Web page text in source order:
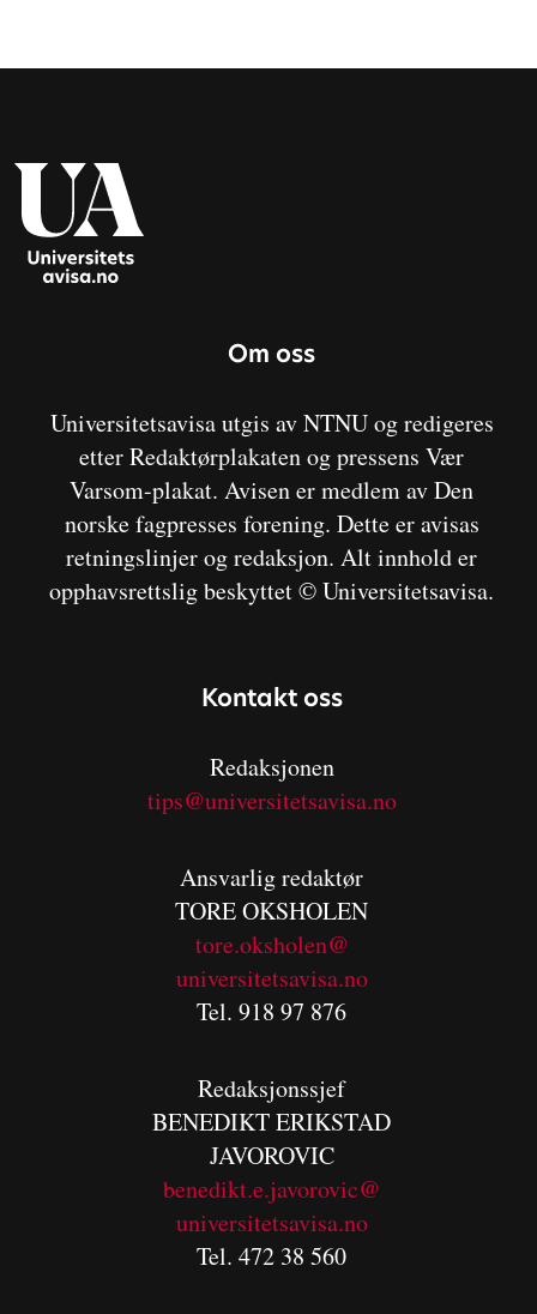
Om oss
Universitetsavisa utgis av NTNU og redigeres
etter Redaktørplakaten og pressens Vær
Varsom-plakat. Avisen er medlem av Den
norske fagpresses forening. Dette er avisas
retningslinjer og redaksjon. Alt innhold er
opphavsrettslig beskyttet © Universitetsavisa.
Kontakt oss
Redaksjonen
tips@universitetsavisa.no
Ansvarlig redaktør
TORE OKSHOLEN
tore.oksholen@
universitetsavisa.no
Tel. 918 97 876
Redaksjonssjef
BENEDIKTERIKSTAD
JAVOROVIC
benedikt.e.javorovic@
universitetsavisa.no
Tel. 472 38 560